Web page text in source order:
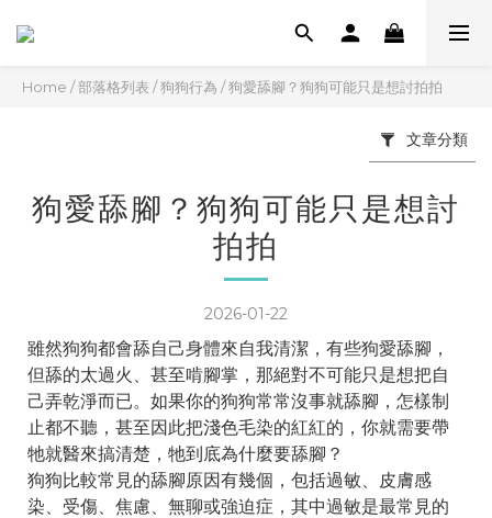
Home /部落格列表 /狗狗行為 /狗愛舔腳？狗狗可能只是想討拍拍
文章分類
狗愛舔腳？狗狗可能只是想討
拍拍
2026-01-22
雖然狗狗都會舔自己身體來自我清潔，有些狗愛舔腳，
但舔的太過火、甚至啃腳掌，那絕對不可能只是想把自
己弄乾淨而已。如果你的狗狗常常沒事就舔腳，怎樣制
止都不聽，甚至因此把淺色毛染的紅紅的，你就需要帶
牠就醫來搞清楚，牠到底為什麼要舔腳？
狗狗比較常見的舔腳原因有幾個，包括過敏、皮膚感
染、受傷、焦慮、無聊或強迫症，其中過敏是最常見的